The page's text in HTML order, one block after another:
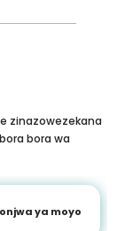
zinazowezekana
bora wa
ya moyo